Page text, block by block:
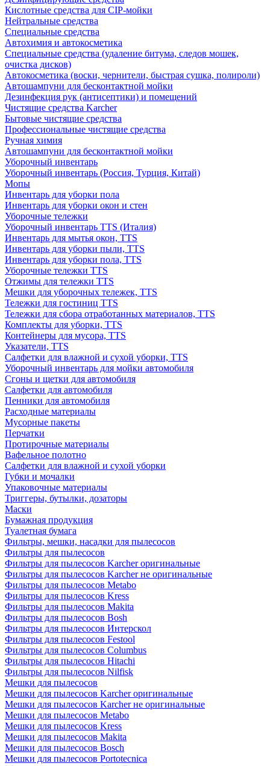
Кислотные средства для CIP-мойки
Нейтральные средства
Специальные средства
Автохимия и автокосметика
Специальные средства (удаление битума, следов мошек,
очистка дисков)
Автокосметика (воски, чернители, быстрая сушка, полироли)
Автошампуни для бесконтактной мойки
Дезинфекция рук (антисептики) и помещений
Чистящие средства Karcher
Бытовые чистящие средства
Профессиональные чистящие средства
Ручная химия
Автошампуни для бесконтактной мойки
Уборочный инвентарь
Уборочный инвентарь (Россия, Турция, Китай)
Мопы
Инвентарь для уборки пола
Инвентарь для уборки окон и стен
Уборочные тележки
Уборочный инвентарь TTS (Италия)
Инвентарь для мытья окон, TTS
Инвентарь для уборки пыли, TTS
Инвентарь для уборки пола, TTS
Уборочные тележки TTS
Отжимы для тележки TTS
Мешки для уборочных тележек, TTS
Тележки для гостиниц TTS
Тележки для сбора отработанных материалов, TTS
Комплекты для уборки, TTS
Контейнеры для мусора, TTS
Указатели, TTS
Салфетки для влажной и сухой уборки, TTS
Уборочный инвентарь для мойки автомобиля
Сгоны и щетки для автомобиля
Салфетки для автомобиля
Пенники для автомобиля
Расходные материалы
Мусорные пакеты
Перчатки
Протирочные материалы
Вафельное полотно
Салфетки для влажной и сухой уборки
Губки и мочалки
Упаковочные материалы
Триггеры, бутылки, дозаторы
Маски
Бумажная продукция
Туалетная бумага
Фильтры, мешки, насадки для пылесосов
Фильтры для пылесосов
Фильтры для пылесосов Karcher оригинальные
Фильтры для пылесосов Karcher не оригинальные
Фильтры для пылесосов Metabo
Фильтры для пылесосов Kress
Фильтры для пылесосов Makita
Фильтры для пылесосов Bosh
Фильтры для пылесосов Интерскол
Фильтры для пылесосов Festool
Фильтры для пылесосов Columbus
Фильтры для пылесосов Hitachi
Фильтры для пылесосов Nilfisk
Мешки для пылесосов
Мешки для пылесосов Karcher оригинальные
Мешки для пылесосов Karcher не оригинальные
Мешки для пылесосов Metabo
Мешки для пылесосов Kress
Мешки для пылесосов Makita
Мешки для пылесосов Bosch
Мешки для пылесосов Portotecnica